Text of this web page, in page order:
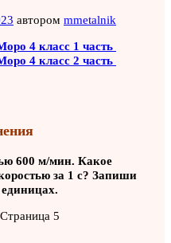
автором mmetalnik
4 класс 1 часть
4 класс 2 часть
600 м/мин. Какое
за 1 с? Запиши